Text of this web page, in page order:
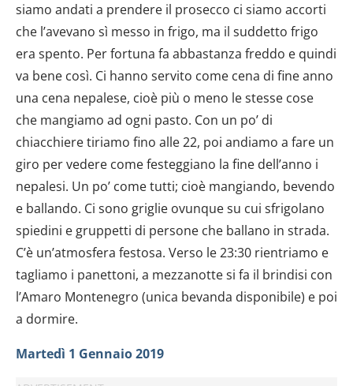
siamo andati a prendere il prosecco ci siamo accorti
che l’avevano sì messo in frigo, ma il suddetto frigo
era spento. Per fortuna fa abbastanza freddo e quindi
va bene così. Ci hanno servito come cena di fine anno
una cena nepalese, cioè più o meno le stesse cose
che mangiamo ad ogni pasto. Con un po’ di
chiacchiere tiriamo fino alle 22, poi andiamo a fare un
giro per vedere come festeggiano la fine dell’anno i
nepalesi. Un po’ come tutti; cioè mangiando, bevendo
e ballando. Ci sono griglie ovunque su cui sfrigolano
spiedini e gruppetti di persone che ballano in strada.
C’è un’atmosfera festosa. Verso le 23:30 rientriamo e
tagliamo i panettoni, a mezzanotte si fa il brindisi con
l’Amaro Montenegro (unica bevanda disponibile) e poi
a dormire.
Martedì 1 Gennaio 2019